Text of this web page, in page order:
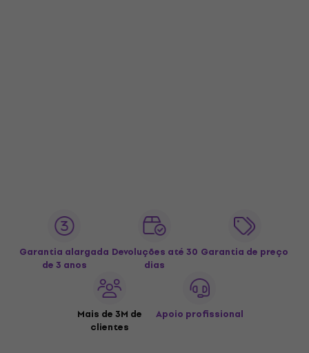
Garantia alargada
de 3 anos
Devoluções até 30
dias
Garantia de preço
Mais de 3M de
clientes
Apoio profissional